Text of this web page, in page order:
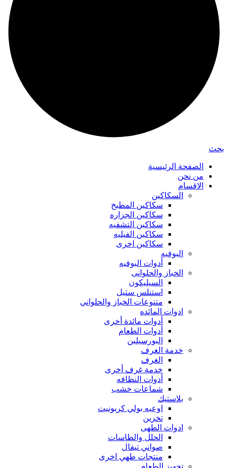
بحث
الصفحة الرئيسية
من نحن
الاقسام
السكاكين
سكاكين المطبخ
سكاكين الجزاره
سكاكين التشفيه
سكاكين الفيليه
سكاكين اخرى
البوفيه
أدوات البوفيه
الخباز والحلوانى
السيليكون
استنلس ستيل
متنوعات الخباز والحلواني
ادوات المائده
أدوات مائدة أخرى
أدوات الطعام
البورسيلين
خدمة الغرف
الغرف
خدمة غرف أخرى
أدوات النظافه
شماعات خشب
بلاستيك
اوعيه بولي كربونيت
تخزين
ادوات الطهى
الحلل والطاسات
صواني تيفال
منتجات طهي اخرى
تجهيز الطعام